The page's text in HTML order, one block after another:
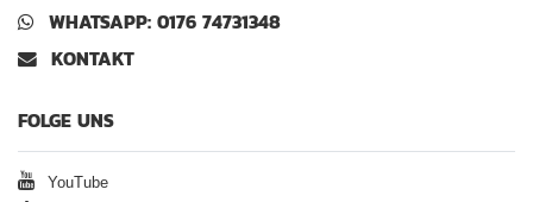
WHATSAPP: 0176 74731348
KONTAKT
FOLGE UNS
YouTube